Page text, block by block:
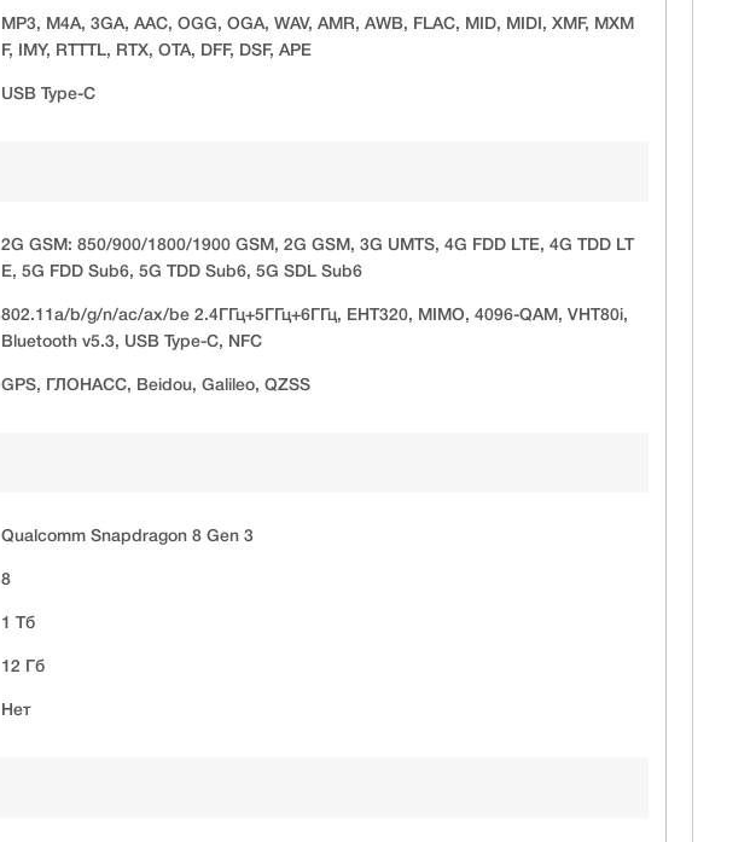
MP3, M4A, 3GA, AAC, OGG, OGA, WAV, AMR, AWB, FLAC, MID, MIDI, XMF, MXM
F, IMY, RTTTL, RTX, OTA, DFF, DSF, APE
USB Type-C
2G GSM: 850/900/1800/1900 GSM, 2G GSM, 3G UMTS, 4G FDD LTE, 4G TDD LT
E, 5G FDD Sub6, 5G TDD Sub6, 5G SDL Sub6
802.11a/b/g/n/ac/ax/be 2.4ГГц+5ГГц+6ГГц, EHT320, MIMO, 4096-QAM, VHT80i,
Bluetooth v5.3, USB Type-C, NFC
GPS, ГЛОНАСС, Beidou, Galileo, QZSS
Qualcomm Snapdragon 8 Gen 3
8
1 Тб
12 Гб
Нет